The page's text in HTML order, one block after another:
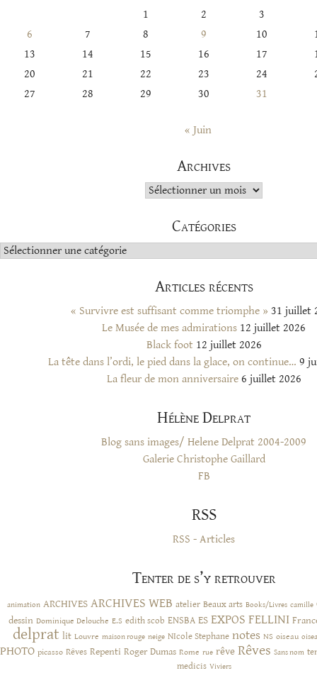
1
2
3
6
7 8 9 10
13
14 15 16 17
20
21 22 23 24
27
28 29 30 31
« Juin
Archives
Archives
Catégories
Catégories
Articles récents
« Survivre est suffisant comme triomphe » 31 juillet
Le Musée de mes admirations 12 juillet 2026
Black foot 12 juillet 2026
La tête dans l’ordi, le pied dans la glace, on continue… 9
La fleur de mon anniversaire 6 juillet 2026
Hélène Delprat
Blog sans images/ Helene Delprat 2004-2009
Galerie Christophe Gaillard
FB
RSS
RSS - Articles
Tenter de s’y retrouver
animation ARCHIVES ARCHIVES WEB atelier Beaux arts Books/Livres camille
dessin Dominique Delouche E.S edith scob ENSBA ES EXPOS FELLINI
delprat lit Louvre maison rouge neige NIcole Stephane notes NS oiseau
PHOTO picasso Rêves Repenti Roger Dumas Rome rue rêve Rêves Sans nom
medicis Viviers